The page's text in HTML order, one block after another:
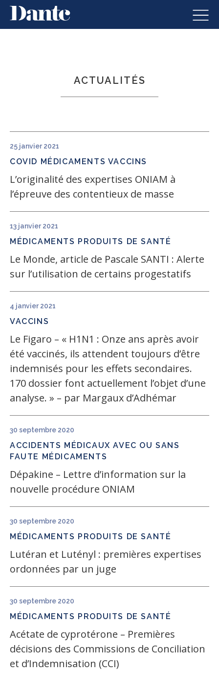
Skip to content
Dante
ACTUALITÉS
25 janvier 2021
COVID MÉDICAMENTS VACCINS
L’originalité des expertises ONIAM à
l’épreuve des contentieux de masse
13 janvier 2021
MÉDICAMENTS PRODUITS DE SANTÉ
Le Monde, article de Pascale SANTI : Alerte
sur l’utilisation de certains progestatifs
4 janvier 2021
VACCINS
Le Figaro – « H1N1 : Onze ans après avoir
été vaccinés, ils attendent toujours d’être
indemnisés pour les effets secondaires.
170 dossier font actuellement l’objet d’une
analyse. » – par Margaux d’Adhémar
30 septembre 2020
ACCIDENTS MÉDICAUX AVEC OU SANS
FAUTE MÉDICAMENTS
Dépakine – Lettre d’information sur la
nouvelle procédure ONIAM
30 septembre 2020
MÉDICAMENTS PRODUITS DE SANTÉ
Lutéran et Lutényl : premières expertises
ordonnées par un juge
30 septembre 2020
MÉDICAMENTS PRODUITS DE SANTÉ
Acétate de cyprotérone – Premières
décisions des Commissions de Conciliation
et d’Indemnisation (CCI)